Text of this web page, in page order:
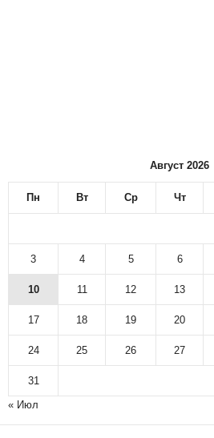
Август 2026
Пн Вт Ср Чт
3 4 5 6
10 11 12 13
17 18 19 20
24 25 26 27
31
« Июл